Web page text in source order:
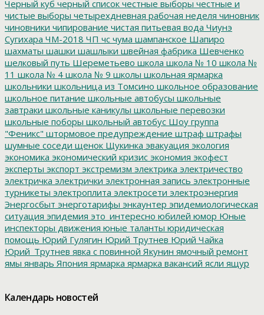
Черный куб черный список честные выборы честные и
чистые выборы четырехдневная рабочая неделя чиновник
чиновники чипирование чистая питьевая вода Чиунэ
Сугихара ЧМ-2018 ЧП чс чума шампанское Шапиро
шахматы шашки шашлыки швейная фабрика Шевченко
шелковый путь Шереметьево школа школа № 10 школа №
11 школа № 4 школа № 9 школы школьная ярмарка
школьники школьница из Томсино школьное образование
школьное питание школьные автобусы школьные
завтраки школьные каникулы школьные перевозки
школьные поборы школьный автобус Шоу группа
"Феникс" штормовое предупреждение штраф штрафы
шумные соседи щенок Щукинка эвакуация экология
экономика экономический кризис экономия экофест
эксперты экспорт экстремизм электрика электричество
электричка электрички электронная запись электронные
турникеты электроплита электросети электроэнергия
Энергосбыт энерготарифы энкаунтер эпидемиологическая
ситуация эпидемия это_интересно юбилей юмор Юные
инспекторы движения юные таланты юридическая
помощь Юрий Гулягин Юрий Трутнев Юрий Чайка
Юрий_Трутнев явка с повинной Якунин ямочный ремонт
ямы январь Япония ярмарка ярмарка вакансий ясли ящур
Календарь новостей